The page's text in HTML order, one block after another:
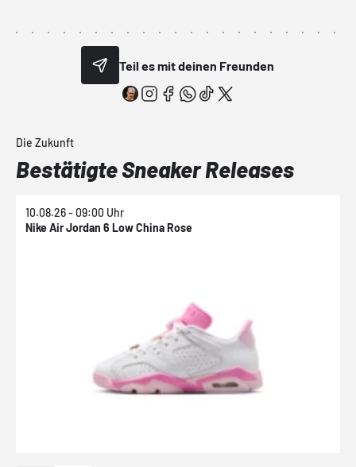
Teil es mit deinen Freunden
Die Zukunft
Bestätigte Sneaker Releases
10.08.26 - 09:00 Uhr
Nike Air Jordan 6 Low China Rose